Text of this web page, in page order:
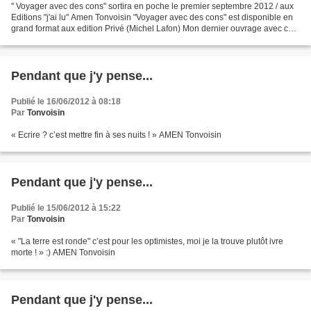
" Voyager avec des cons" sortira en poche le premier septembre 2012 / aux
Editions "j'ai lu" Amen Tonvoisin "Voyager avec des cons" est disponible en
grand format aux edition Privé (Michel Lafon) Mon dernier ouvrage avec ce
Pendant que j'y pense...
Publié le 16/06/2012 à 08:18
Par Tonvoisin
« Ecrire ? c’est mettre fin à ses nuits ! » AMEN Tonvoisin
Pendant que j'y pense...
Publié le 15/06/2012 à 15:22
Par Tonvoisin
« "La terre est ronde" c’est pour les optimistes, moi je la trouve plutôt ivre
morte ! » :) AMEN Tonvoisin
Pendant que j'y pense...